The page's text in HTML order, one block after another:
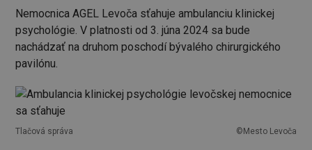
Nemocnica AGEL Levoča sťahuje ambulanciu klinickej
psychológie. V platnosti od 3. júna 2024 sa bude
nachádzať na druhom poschodí bývalého chirurgického
pavilónu.
Tlačová správa ©Mesto Levoča